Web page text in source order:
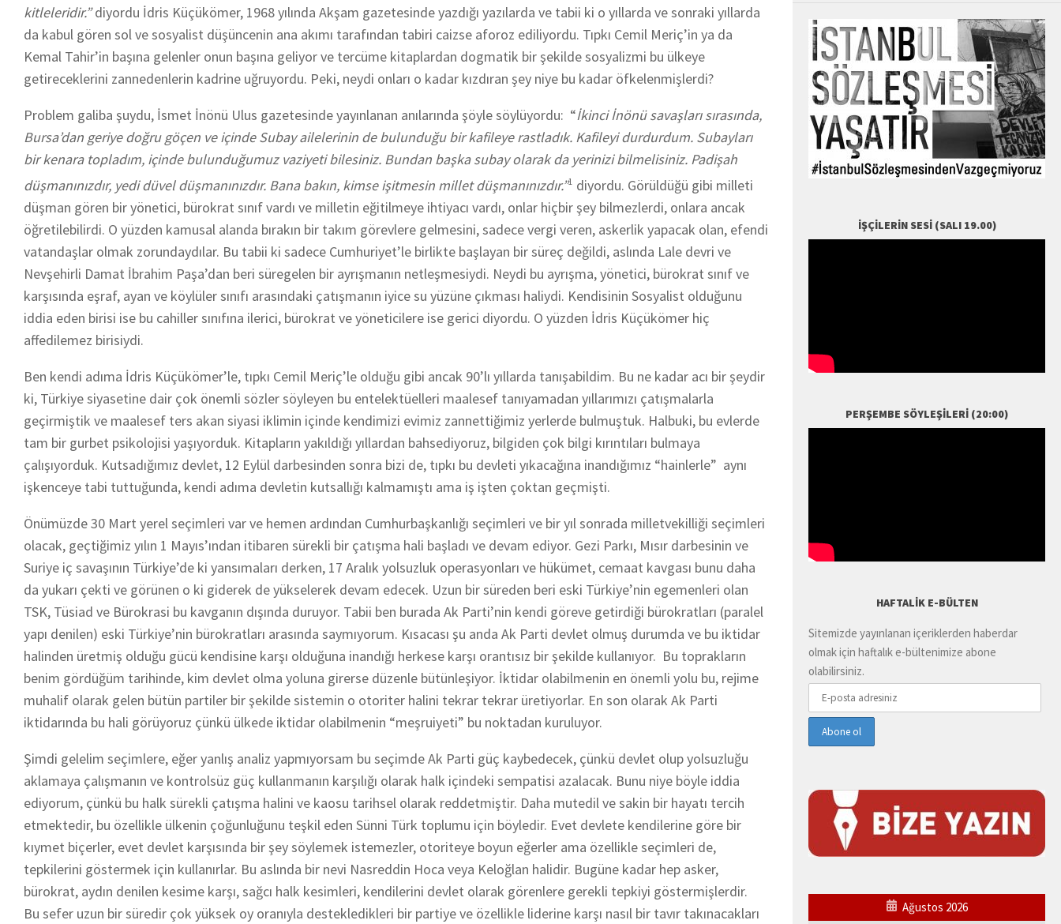
kitleleridir.”diyordu İdris Küçükömer, 1968 yılında Akşam gazetesinde yazdığı yazılarda ve tabii ki o yıllarda ve sonraki yıllarda
da kabul gören sol ve sosyalist düşüncenin ana akımı tarafından tabiri caizse aforoz ediliyordu. Tıpkı Cemil Meriç’in ya da
Kemal Tahir’in başına gelenler onun başına geliyor ve tercüme kitaplardan dogmatik bir şekilde sosyalizmi bu ülkeye
getireceklerini zannedenlerin kadrine uğruyordu. Peki, neydi onları o kadar kızdıran şey niye bu kadar öfkelenmişlerdi?
Problem galiba şuydu, İsmet İnönü Ulus gazetesinde yayınlanan anılarında şöyle söylüyordu: “İkinci İnönü savaşları sırasında,
Bursa’dan geriye doğru göçen ve içinde Subay ailelerinin de bulunduğu bir kafileye rastladık. Kafileyi durdurdum. Subayları
bir kenara topladım, içinde bulunduğumuz vaziyeti bilesiniz. Bundan başka subay olarak da yerinizi bilmelisiniz. Padişah
düşmanınızdır, yedi düvel düşmanınızdır. Bana bakın, kimse işitmesin millet düşmanınızdır.”1 diyordu. Görüldüğü gibi milleti
düşman gören bir yönetici, bürokrat sınıf vardı ve milletin eğitilmeye ihtiyacı vardı, onlar hiçbir şey bilmezlerdi, onlara ancak
öğretilebilirdi. O yüzden kamusal alanda bırakın bir takım görevlere gelmesini, sadece vergi veren, askerlik yapacak olan, efendi
vatandaşlar olmak zorundaydılar. Bu tabii ki sadece Cumhuriyet’le birlikte başlayan bir süreç değildi, aslında Lale devri ve
Nevşehirli Damat İbrahim Paşa’dan beri süregelen bir ayrışmanın netleşmesiydi. Neydi bu ayrışma, yönetici, bürokrat sınıf ve
karşısında eşraf, ayan ve köylüler sınıfı arasındaki çatışmanın iyice su yüzüne çıkması haliydi. Kendisinin Sosyalist olduğunu
iddia eden birisi ise bu cahiller sınıfına ilerici, bürokrat ve yöneticilere ise gerici diyordu. O yüzden İdris Küçükömer hiç
affedilemez birisiydi.
Ben kendi adıma İdris Küçükömer’le, tıpkı Cemil Meriç’le olduğu gibi ancak 90’lı yıllarda tanışabildim. Bu ne kadar acı bir şeydir
ki, Türkiye siyasetine dair çok önemli sözler söyleyen bu entelektüelleri maalesef tanıyamadan yıllarımızı çatışmalarla
geçirmiştik ve maalesef ters akan siyasi iklimin içinde kendimizi evimiz zannettiğimiz yerlerde bulmuştuk. Halbuki, bu evlerde
tam bir gurbet psikolojisi yaşıyorduk. Kitapların yakıldığı yıllardan bahsediyoruz, bilgiden çok bilgi kırıntıları bulmaya
çalışıyorduk. Kutsadığımız devlet, 12 Eylül darbesinden sonra bizi de, tıpkı bu devleti yıkacağına inandığımız “hainlerle” aynı
işkenceye tabi tuttuğunda, kendi adıma devletin kutsallığı kalmamıştı ama iş işten çoktan geçmişti.
Önümüzde 30 Mart yerel seçimleri var ve hemen ardından Cumhurbaşkanlığı seçimleri ve bir yıl sonrada milletvekilliği seçimleri
olacak, geçtiğimiz yılın 1 Mayıs’ından itibaren sürekli bir çatışma hali başladı ve devam ediyor. Gezi Parkı, Mısır darbesinin ve
Suriye iç savaşının Türkiye’de ki yansımaları derken, 17 Aralık yolsuzluk operasyonları ve hükümet, cemaat kavgası bunu daha
da yukarı çekti ve görünen o ki giderek de yükselerek devam edecek. Uzun bir süreden beri eski Türkiye’nin egemenleri olan
TSK, Tüsiad ve Bürokrasi bu kavganın dışında duruyor. Tabii ben burada Ak Parti’nin kendi göreve getirdiği bürokratları (paralel
yapı denilen) eski Türkiye’nin bürokratları arasında saymıyorum. Kısacası şu anda Ak Parti devlet olmuş durumda ve bu iktidar
halinden üretmiş olduğu gücü kendisine karşı olduğuna inandığı herkese karşı orantısız bir şekilde kullanıyor. Bu toprakların
benim gördüğüm tarihinde, kim devlet olma yoluna girerse düzenle bütünleşiyor. İktidar olabilmenin en önemli yolu bu, rejime
muhalif olarak gelen bütün partiler bir şekilde sistemin o otoriter halini tekrar tekrar üretiyorlar. En son olarak Ak Parti
iktidarında bu hali görüyoruz çünkü ülkede iktidar olabilmenin “meşruiyeti” bu noktadan kuruluyor.
Şimdi gelelim seçimlere, eğer yanlış analiz yapmıyorsam bu seçimde Ak Parti güç kaybedecek, çünkü devlet olup yolsuzluğu
aklamaya çalışmanın ve kontrolsüz güç kullanmanın karşılığı olarak halk içindeki sempatisi azalacak. Bunu niye böyle iddia
ediyorum, çünkü bu halk sürekli çatışma halini ve kaosu tarihsel olarak reddetmiştir. Daha mutedil ve sakin bir hayatı tercih
etmektedir, bu özellikle ülkenin çoğunluğunu teşkil eden Sünni Türk toplumu için böyledir. Evet devlete kendilerine göre bir
kıymet biçerler, evet devlet karşısında bir şey söylemek istemezler, otoriteye boyun eğerler ama özellikle seçimleri de,
tepkilerini göstermek için kullanırlar. Bu aslında bir nevi Nasreddin Hoca veya Keloğlan halidir. Bugüne kadar hep asker,
bürokrat, aydın denilen kesime karşı, sağcı halk kesimleri, kendilerini devlet olarak görenlere gerekli tepkiyi göstermişlerdir.
Bu sefer uzun bir süredir çok yüksek oy oranıyla destekledikleri bir partiye ve özellikle liderine karşı nasıl bir tavır takınacakları
İŞÇILERIN SESI (SALI 19.00)
PERŞEMBE SÖYLEŞILERI (20:00)
HAFTALIK E-BÜLTEN
Sitemizde yayınlanan içeriklerden haberdar
olmak için haftalık e-bültenimize abone
olabilirsiniz.
Ağustos 2026